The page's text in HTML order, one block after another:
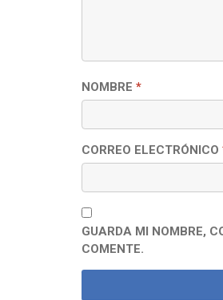
NOMBRE *
CORREO ELECTRÓNICO
GUARDA MI NOMBRE,
COMENTE.